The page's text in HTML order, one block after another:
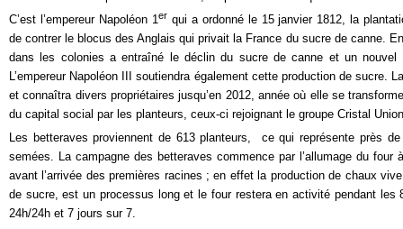
C’est l’empereur Napoléon 1er qui a ordonné le 15 janvier 1812, la
de contrer le blocus des Anglais qui privait la France du sucre de canne.
dans les colonies a entraîné le déclin du sucre de canne et un nouvel
L’empereur Napoléon III soutiendra également cette production de sucre.
et connaîtra divers propriétaires jusqu’en 2012, année où elle se
du capital social par les planteurs, ceux-ci rejoignant le groupe Cristal
Les betteraves proviennent de 613 planteurs,
ce qui représente près de
semées. La campagne des betteraves commence par l’allumage du four
avant l’arrivée des premières racines ; en effet la production de chaux
de sucre, est un processus long et le four restera en activité pendant les
24h/24h et 7 jours sur 7.